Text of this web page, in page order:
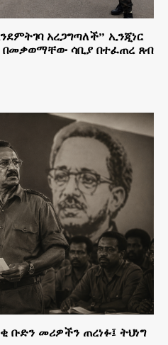
አረጋግጣለች” ኢንጂነር
በመቃወማቸው ሳቢያ በተፈጠረ ጸብ
ቡድን መሪዎችን ጠረነፉ፤ ትህነግ